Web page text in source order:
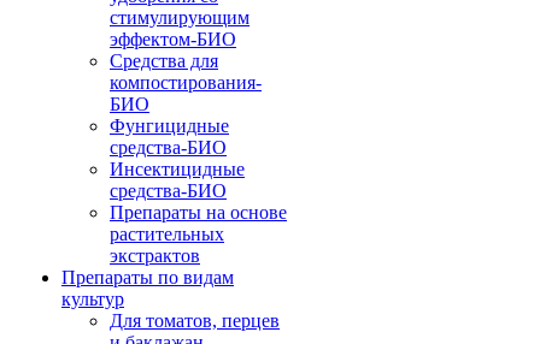
стимулирующим
эффектом-БИО
Средства для
компостирования-
БИО
Фунгицидные
средства-БИО
Инсектицидные
средства-БИО
Препараты на основе
растительных
экстрактов
Препараты по видам
культур
Для томатов, перцев